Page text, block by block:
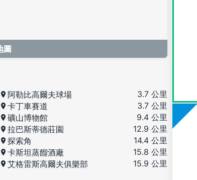
圖
阿勒比高爾夫球場
3.7 公里
卡丁車賽道
3.7 公里
礦山博物館
9.4 公里
拉巴斯蒂德莊園
12.9 公里
探索角
14.4 公里
卡斯坦蒸餾酒廠
15.8 公里
艾格雷斯高爾夫俱樂部
15.9 公里